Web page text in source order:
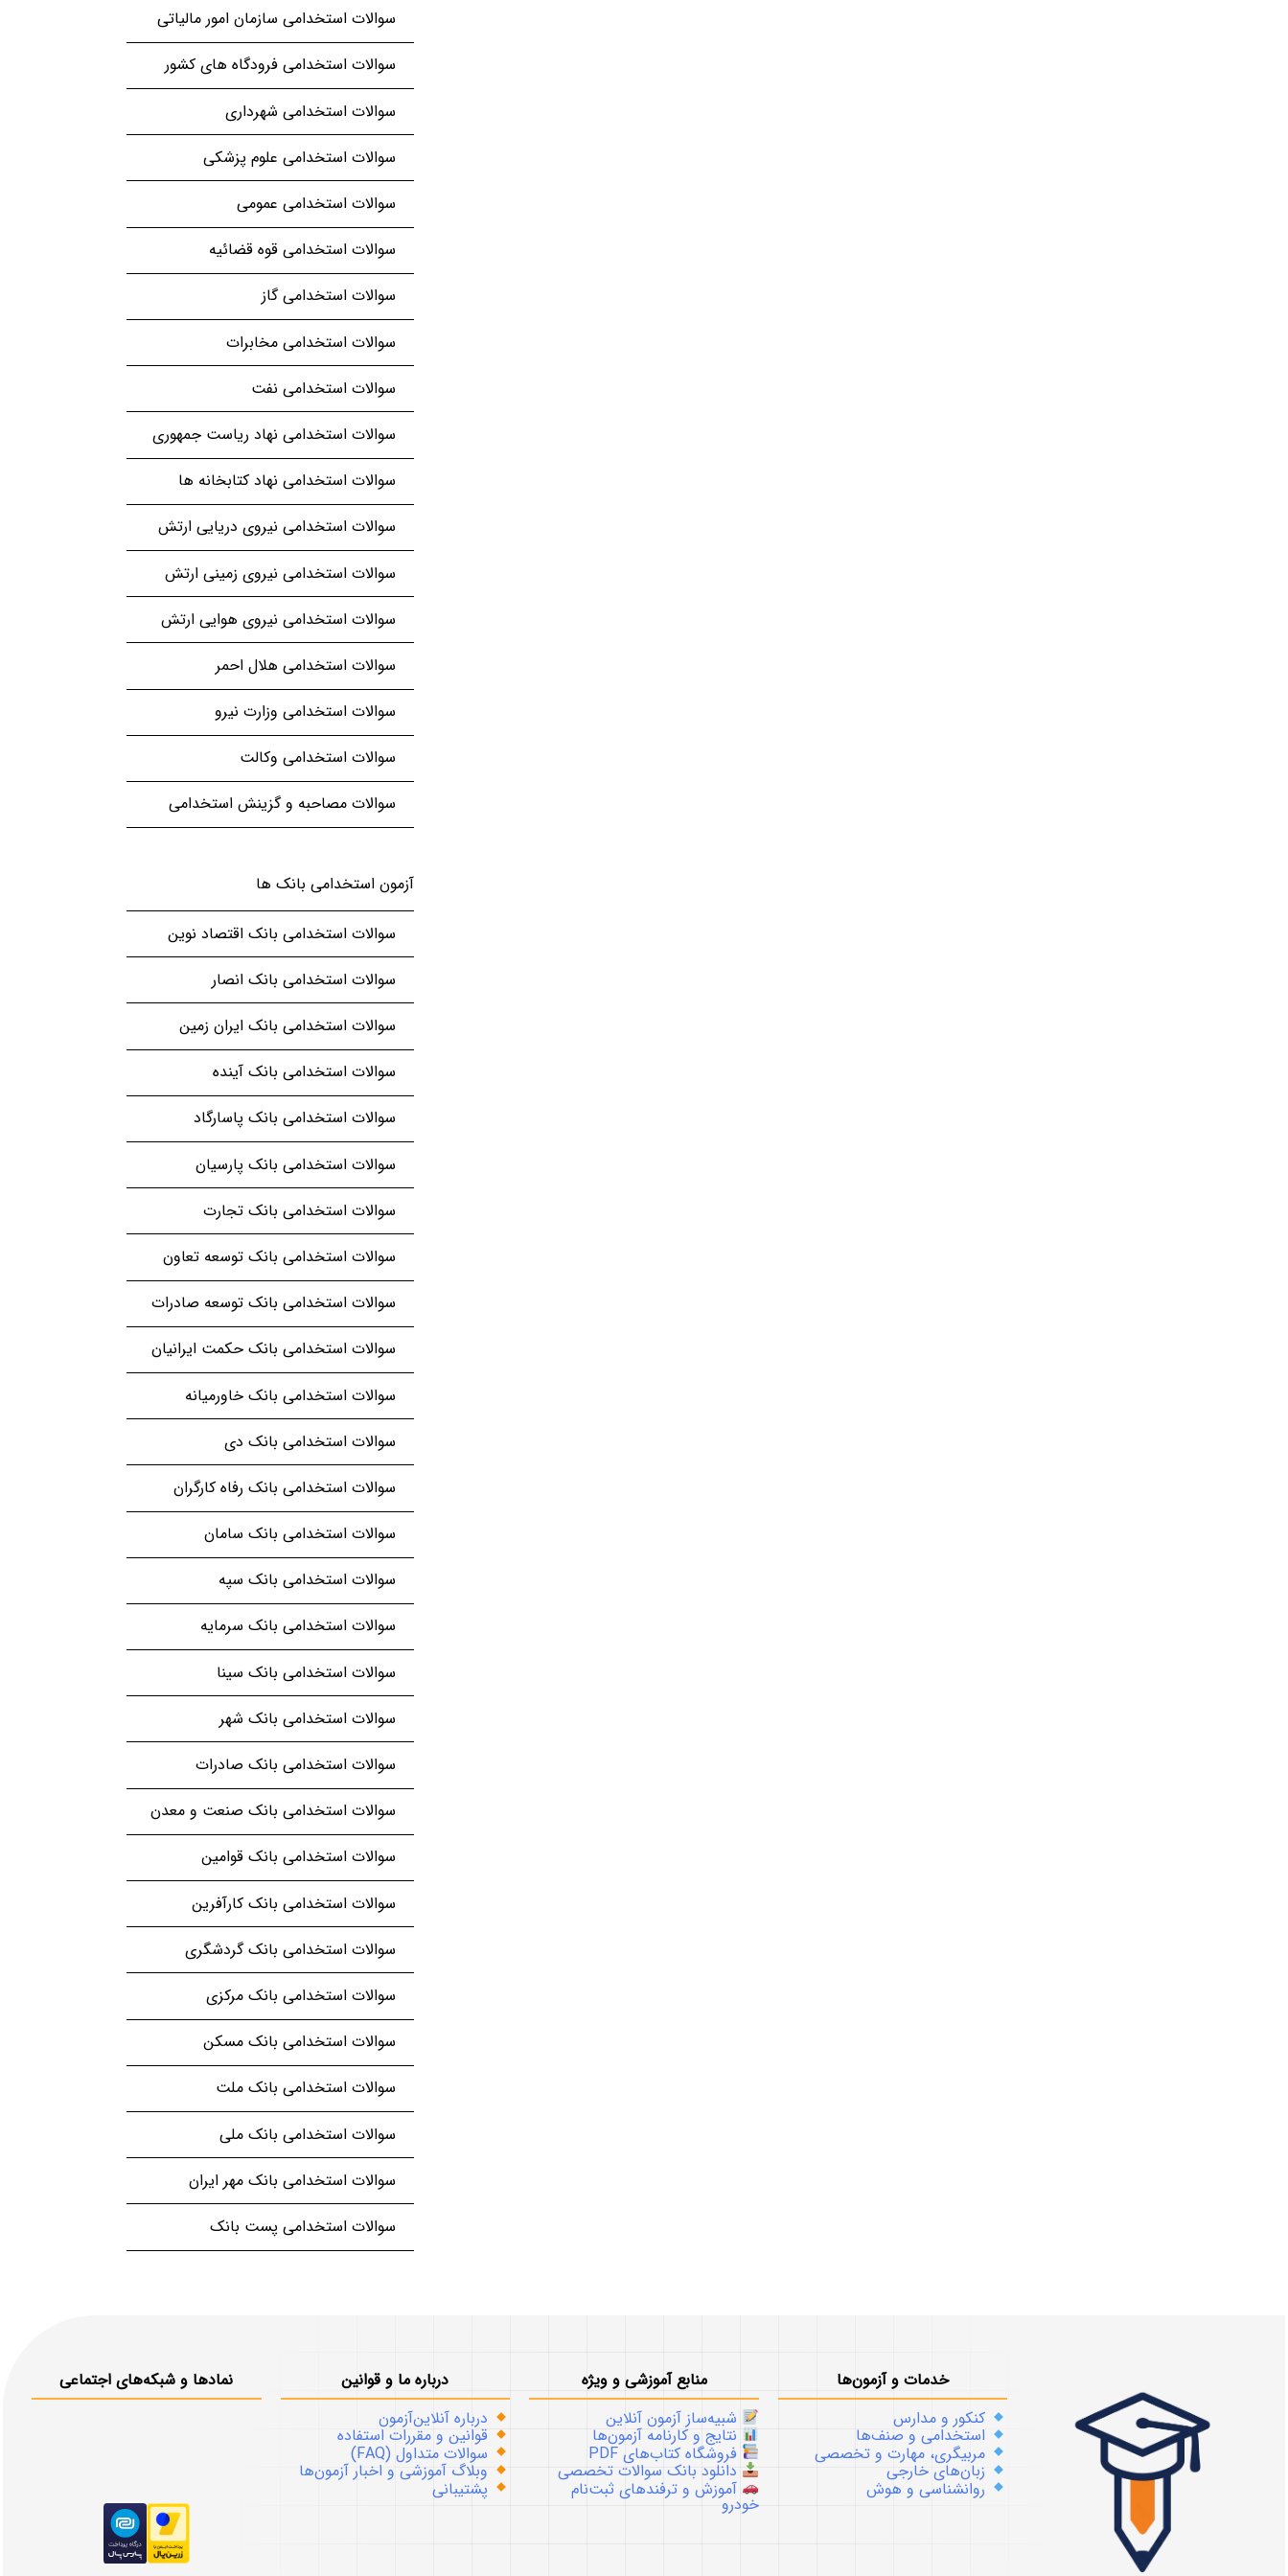
سوالات استخدامی سازمان امور مالیاتی
سوالات استخدامی فرودگاه های کشور
سوالات استخدامی شهرداری
سوالات استخدامی علوم پزشکی
سوالات استخدامی عمومی
سوالات استخدامی قوه قضائیه
سوالات استخدامی گاز
سوالات استخدامی مخابرات
سوالات استخدامی نفت
سوالات استخدامی نهاد ریاست جمهوری
سوالات استخدامی نهاد کتابخانه ها
سوالات استخدامی نیروی دریایی ارتش
سوالات استخدامی نیروی زمینی ارتش
سوالات استخدامی نیروی هوایی ارتش
سوالات استخدامی هلال احمر
سوالات استخدامی وزارت نیرو
سوالات استخدامی وکالت
سوالات مصاحبه و گزینش استخدامی
آزمون استخدامی بانک ها
سوالات استخدامی بانک اقتصاد نوین
سوالات استخدامی بانک انصار
سوالات استخدامی بانک ایران زمین
سوالات استخدامی بانک آینده
سوالات استخدامی بانک پاسارگاد
سوالات استخدامی بانک پارسیان
سوالات استخدامی بانک تجارت
سوالات استخدامی بانک توسعه تعاون
سوالات استخدامی بانک توسعه صادرات
سوالات استخدامی بانک حکمت ایرانیان
سوالات استخدامی بانک خاورمیانه
سوالات استخدامی بانک دی
سوالات استخدامی بانک رفاه کارگران
سوالات استخدامی بانک سامان
سوالات استخدامی بانک سپه
سوالات استخدامی بانک سرمایه
سوالات استخدامی بانک سینا
سوالات استخدامی بانک شهر
سوالات استخدامی بانک صادرات
سوالات استخدامی بانک صنعت و معدن
سوالات استخدامی بانک قوامین
سوالات استخدامی بانک کارآفرین
سوالات استخدامی بانک گردشگری
سوالات استخدامی بانک مرکزی
سوالات استخدامی بانک مسکن
سوالات استخدامی بانک ملت
سوالات استخدامی بانک ملی
سوالات استخدامی بانک مهر ایران
سوالات استخدامی پست بانک
خدمات و آزمون‌ها
کنکور و مدارس
استخدامی و صنف‌ها
مربیگری، مهارت و تخصصی
زبان‌های خارجی
روانشناسی و هوش
منابع آموزشی و ویژه
شبیه‌ساز آزمون آنلاین
نتایج و کارنامه آزمون‌ها
فروشگاه کتاب‌های PDF
دانلود بانک سوالات تخصصی
آموزش و ترفندهای ثبت‌نام
خودرو
درباره ما و قوانین
درباره آنلاین‌آزمون
قوانین و مقررات استفاده
سوالات متداول (FAQ)
وبلاگ آموزشی و اخبار آزمون‌ها
پشتیبانی
نمادها و شبکه‌های اجتماعی